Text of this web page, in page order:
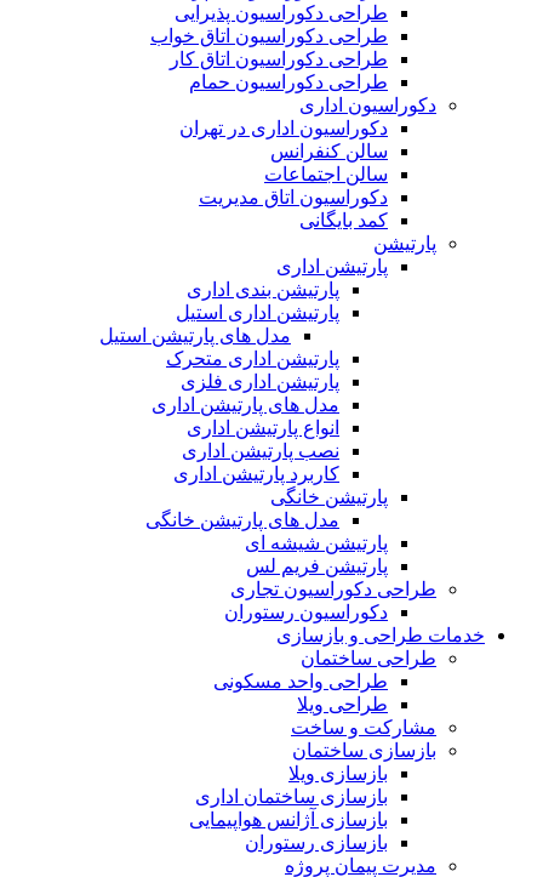
طراحی دکوراسیون پذیرایی
طراحی دکوراسیون اتاق خواب
طراحی دکوراسیون اتاق کار
طراحی دکوراسیون حمام
دکوراسیون اداری
دکوراسیون اداری در تهران
سالن کنفرانس
سالن اجتماعات
دکوراسیون اتاق مدیریت
کمد بایگانی
پارتیشن
پارتیشن اداری
پارتیشن بندی اداری
پارتیشن اداری استیل
مدل های پارتیشن استیل
پارتیشن اداری متحرک
پارتیشن اداری فلزی
مدل های پارتیشن اداری
انواع پارتیشن اداری
نصب پارتیشن اداری
کاربرد پارتیشن اداری
پارتیشن خانگی
مدل های پارتیشن خانگی
پارتیشن شیشه ای
پارتیشن فریم لس
طراحی دکوراسیون تجاری
دکوراسیون رستوران
خدمات طراحی و بازسازی
طراحی ساختمان
طراحی واحد مسکونی
طراحی ویلا
مشارکت و ساخت
بازسازی ساختمان
بازسازی ویلا
بازسازی ساختمان اداری
بازسازی آژانس هواپیمایی
بازسازی رستوران
مدیرت پیمان پروژه